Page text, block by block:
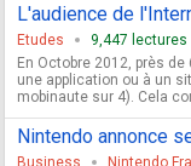
L'audience de
Etudes
9,447 lectures
En Octobre 2012, près
une application ou à un
mobinaute sur 4). Cela
Nintendo annonce
Business
Nintendo